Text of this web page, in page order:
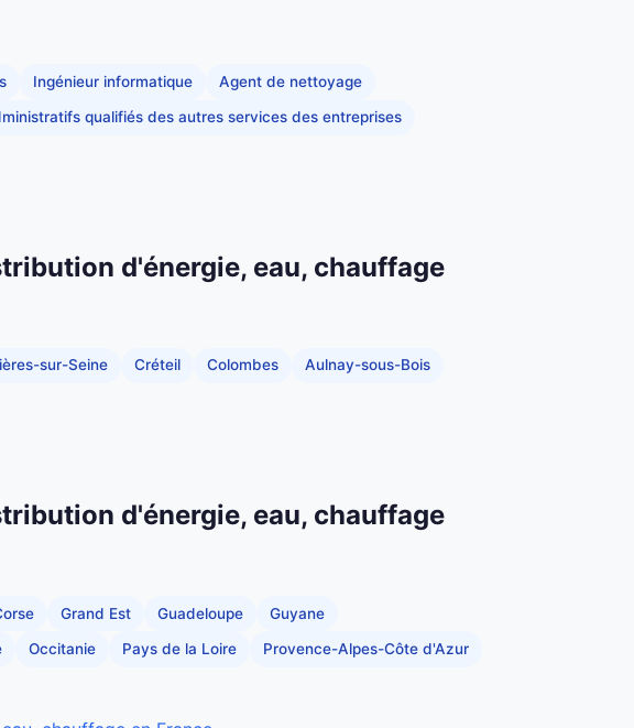
Ingénieur informatique Agent de nettoyage
qualifiés des autres services des entreprises
d'énergie, eau, chauffage
sur-Seine Créteil Colombes Aulnay-sous-Bois
d'énergie, eau, chauffage
Grand Est Guadeloupe Guyane
Occitanie Pays de la Loire Provence-Alpes-Côte d'Azur